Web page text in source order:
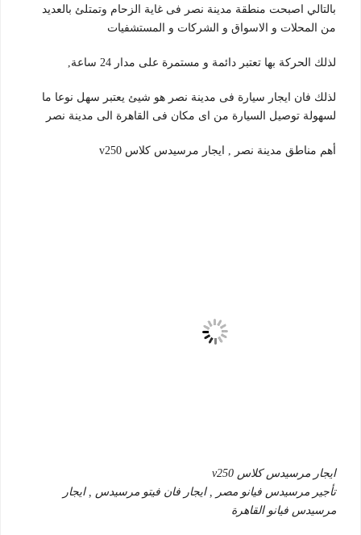
بالتالي اصبحت منطقة مدينة نصر فى غاية الزحام وتمتلئ بالعديد
من المحلات و الاسواق و الشركات و المستشفيات
لذلك الحركة بها تعتبر دائمة و مستمرة على مدار 24 ساعة,
لذلك فان ايجار سيارة فى مدينة نصر هو شيئ يعتبر سهل نوعا ما
لسهولة توصيل السيارة من اى مكان فى القاهرة الى مدينة نصر
أهم مناطق مدينة نصر , ايجار مرسيدس كلاس v250
ايجار مرسيدس كلاس v250
تأجير مرسيدس فيانو مصر , ايجار فان فيتو مرسيدس , ايجار
مرسيدس فيانو القاهرة